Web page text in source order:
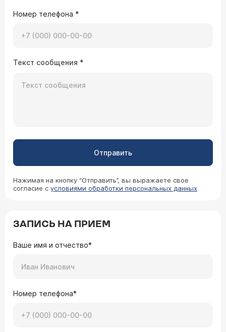
Номер телефона *
Текст сообщения *
Отправить
Нажимая на кнопку “Отправить”, вы выражаете свое
согласие с условиями обработки персональных данных
ЗАПИСЬ НА ПРИЕМ
Ваше имя и отчество*
Номер телефона*